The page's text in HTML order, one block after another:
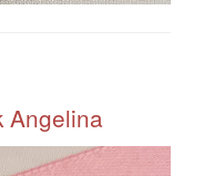
Angelina